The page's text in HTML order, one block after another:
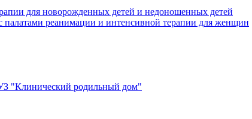
для новорожденных детей и недоношенных детей
палатами реанимации и интенсивной терапии для женщин
"Клинический родильный дом"